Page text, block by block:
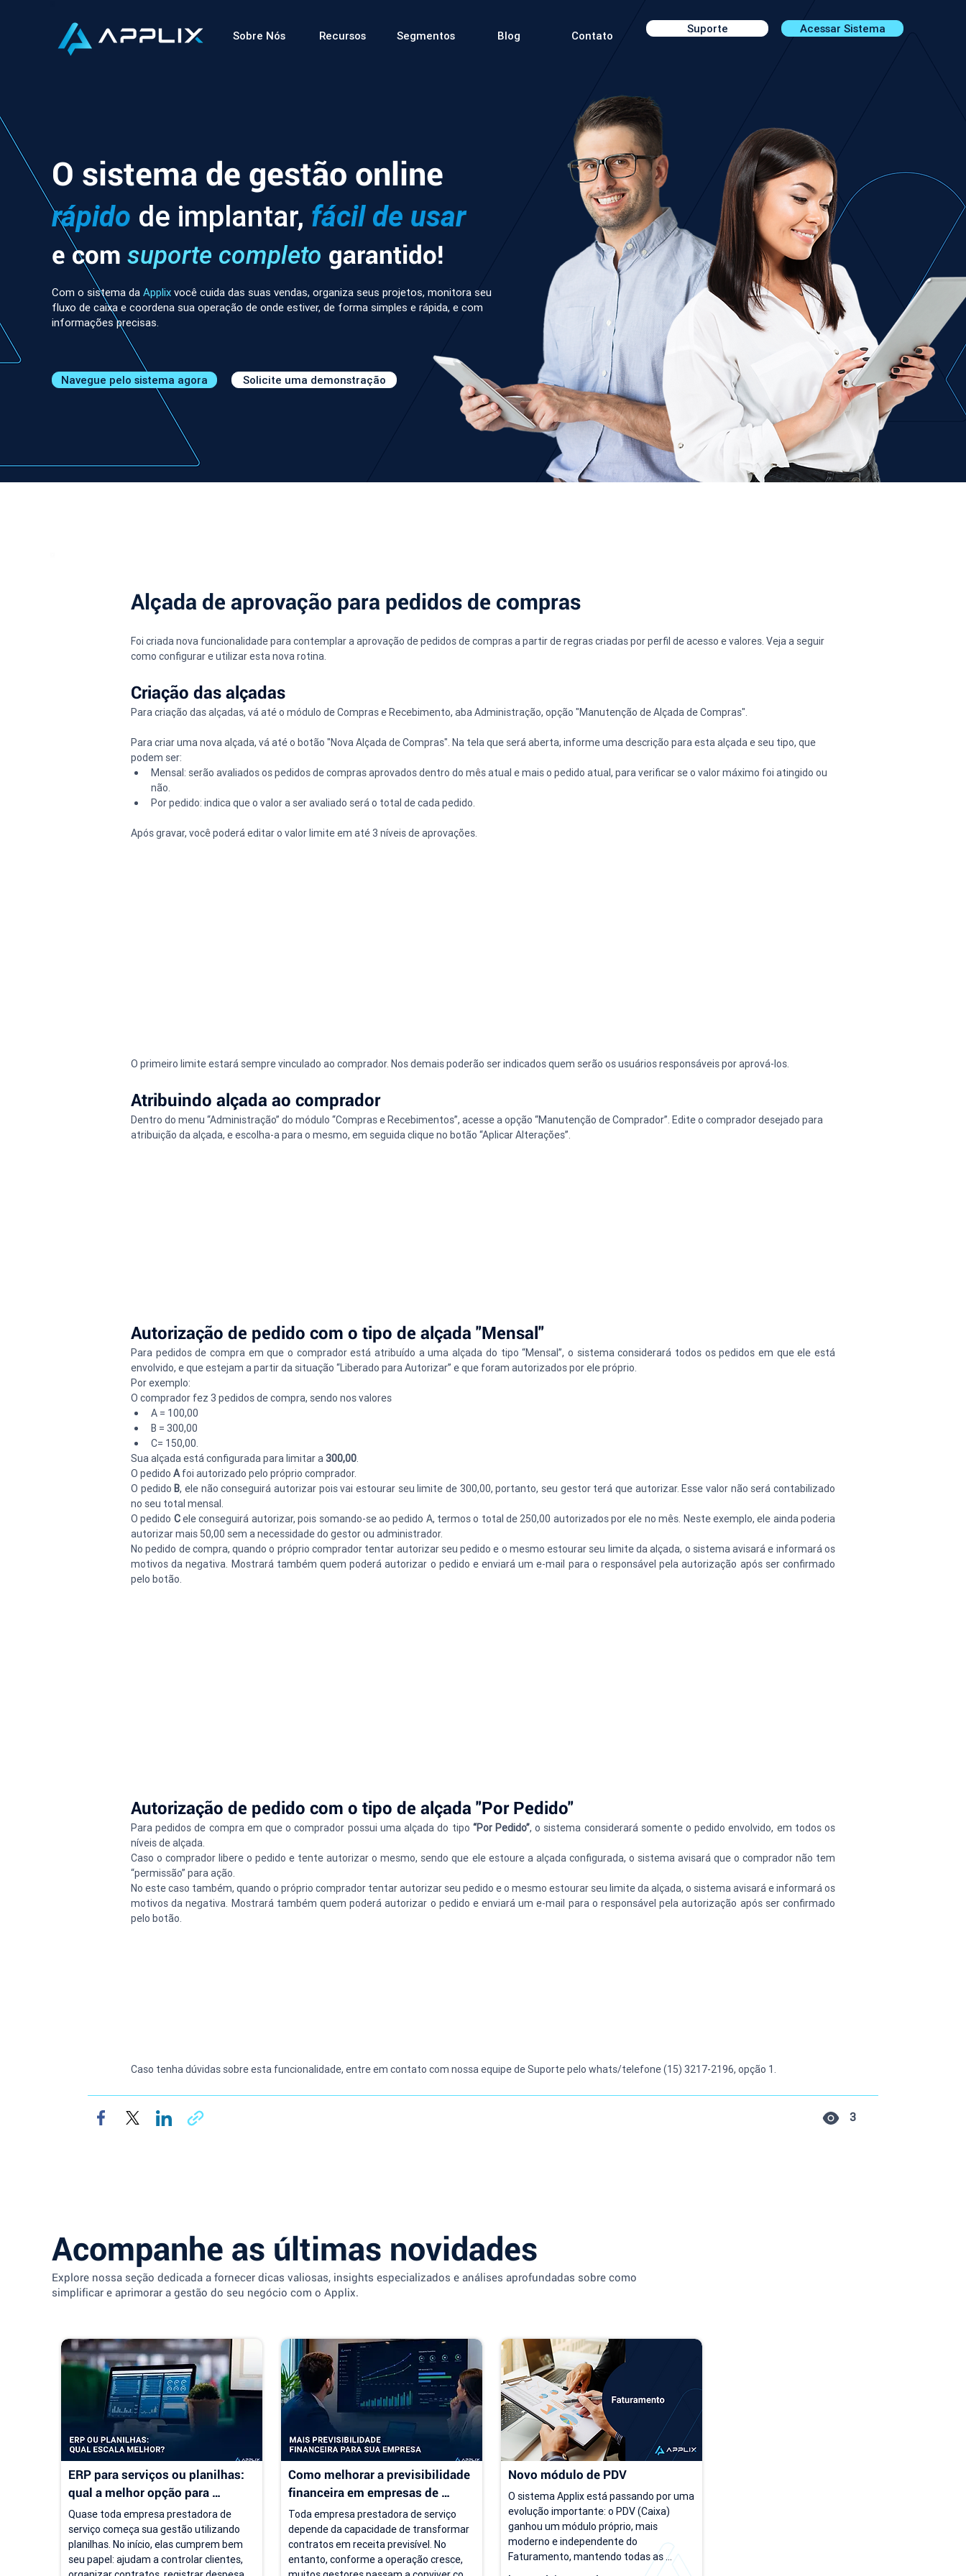
Sobre Nós Recursos Segmentos Blog Contato
Suporte Acessar Sistema
Com o sistema da Applix você cuida das suas vendas, organiza seus projetos, monitora seu
fluxo de caixa e coordena sua operação de onde estiver, de forma simples e rápida, e com
informações precisas.
Navegue pelo sistema agora Solicite uma demonstração
O sistema de gestão online
rápido de implantar, fácil de usar
e com suporte completo garantido!
Alçada de aprovação para pedidos de compras
Foi criada nova funcionalidade para contemplar a aprovação de pedidos de compras a partir de regras criadas por perfil de acesso e valores. Veja a seguir
como configurar e utilizar esta nova rotina.
Criação das alçadas
Para criação das alçadas, vá até o módulo de Compras e Recebimento, aba Administração, opção "Manutenção de Alçada de Compras".
Para criar uma nova alçada, vá até o botão "Nova Alçada de Compras". Na tela que será aberta, informe uma descrição para esta alçada e seu tipo, que
podem ser:
Mensal: serão avaliados os pedidos de compras aprovados dentro do mês atual e mais o pedido atual, para verificar se o valor máximo foi atingido ou
não.
Por pedido: indica que o valor a ser avaliado será o total de cada pedido.
Após gravar, você poderá editar o valor limite em até 3 níveis de aprovações.
O primeiro limite estará sempre vinculado ao comprador. Nos demais poderão ser indicados quem serão os usuários responsáveis por aprová-los.
Atribuindo alçada ao comprador
Dentro do menu “Administração” do módulo “Compras e Recebimentos”, acesse a opção “Manutenção de Comprador”. Edite o comprador desejado para
atribuição da alçada, e escolha-a para o mesmo, em seguida clique no botão “Aplicar Alterações”.
Autorização de pedido com o tipo de alçada "Mensal"
Para pedidos de compra em que o comprador está atribuído a uma alçada do tipo “Mensal”, o sistema considerará todos os pedidos em que ele está
envolvido, e que estejam a partir da situação “Liberado para Autorizar” e que foram autorizados por ele próprio.
Por exemplo:
O comprador fez 3 pedidos de compra, sendo nos valores
A = 100,00
B = 300,00
C= 150,00.
Sua alçada está configurada para limitar a 300,00.
O pedido A foi autorizado pelo próprio comprador.
O pedido B, ele não conseguirá autorizar pois vai estourar seu limite de 300,00, portanto, seu gestor terá que autorizar. Esse valor não será contabilizado
no seu total mensal.
O pedido C ele conseguirá autorizar, pois somando-se ao pedido A, termos o total de 250,00 autorizados por ele no mês. Neste exemplo, ele ainda poderia
autorizar mais 50,00 sem a necessidade do gestor ou administrador.
No pedido de compra, quando o próprio comprador tentar autorizar seu pedido e o mesmo estourar seu limite da alçada, o sistema avisará e informará os
motivos da negativa. Mostrará também quem poderá autorizar o pedido e enviará um e-mail para o responsável pela autorização após ser confirmado
pelo botão.
Autorização de pedido com o tipo de alçada "Por Pedido"
Para pedidos de compra em que o comprador possui uma alçada do tipo “Por Pedido”, o sistema considerará somente o pedido envolvido, em todos os
níveis de alçada.
Caso o comprador libere o pedido e tente autorizar o mesmo, sendo que ele estoure a alçada configurada, o sistema avisará que o comprador não tem
“permissão” para ação.
No este caso também, quando o próprio comprador tentar autorizar seu pedido e o mesmo estourar seu limite da alçada, o sistema avisará e informará os
motivos da negativa. Mostrará também quem poderá autorizar o pedido e enviará um e-mail para o responsável pela autorização após ser confirmado
pelo botão.
Caso tenha dúvidas sobre esta funcionalidade, entre em contato com nossa equipe de Suporte pelo whats/telefone (15) 3217-2196, opção 1.
3
Acompanhe as últimas novidades
Explore nossa seção dedicada a fornecer dicas valiosas, insights especializados e análises aprofundadas sobre como
simplificar e aprimorar a gestão do seu negócio com o Applix.
ERP para serviços ou planilhas:
qual a melhor opção para
empresas de serviço?
Quase toda empresa prestadora de
serviço começa sua gestão utilizando
planilhas. No início, elas cumprem bem
seu papel: ajudam a controlar clientes,
Como melhorar a previsibilidade
financeira em empresas de
serviço
Toda empresa prestadora de serviço
depende da capacidade de transformar
contratos em receita previsível. No
entanto, conforme a operação cresce,
Novo módulo de PDV
O sistema Applix está passando por uma
evolução importante: o PDV (Caixa)
ganhou um módulo próprio, mais
moderno e independente do
Faturamento, mantendo todas as
opções que você já utiliza no dia a dia. A